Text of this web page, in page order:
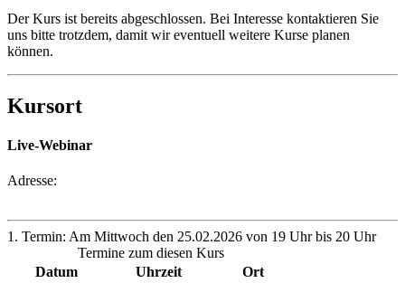
Der Kurs ist bereits abgeschlossen. Bei Interesse kontaktieren Sie
uns bitte trotzdem, damit wir eventuell weitere Kurse planen
können.
Kursort
Live-Webinar
Adresse:
1. Termin: Am Mittwoch den 25.02.2026 von 19 Uhr bis 20 Uhr
Termine zum diesen Kurs
Datum
Uhrzeit
Ort